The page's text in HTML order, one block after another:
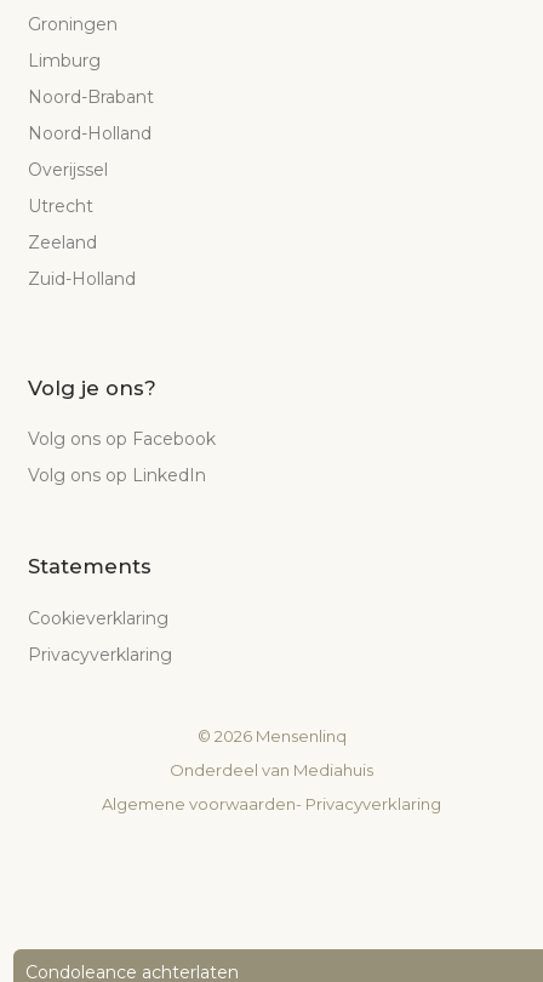
Condoleance achterlaten
Groningen
Limburg
Noord-Brabant
Noord-Holland
Overijssel
Utrecht
Zeeland
Zuid-Holland
Volg je ons?
Volg ons op Facebook
Volg ons op LinkedIn
Statements
Cookieverklaring
Privacyverklaring
© 2026Mensenlinq
Onderdeel van Mediahuis
Algemene voorwaarden- Privacyverklaring